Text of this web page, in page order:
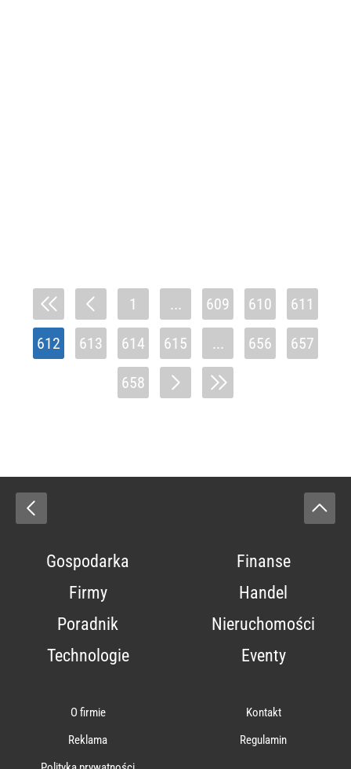
1 ... 609 610 611
612 613 614 615 ... 656 657
658
Gospodarka
Finanse
Firmy
Handel
Poradnik
Nieruchomości
Technologie
Eventy
O firmie
Kontakt
Reklama
Regulamin